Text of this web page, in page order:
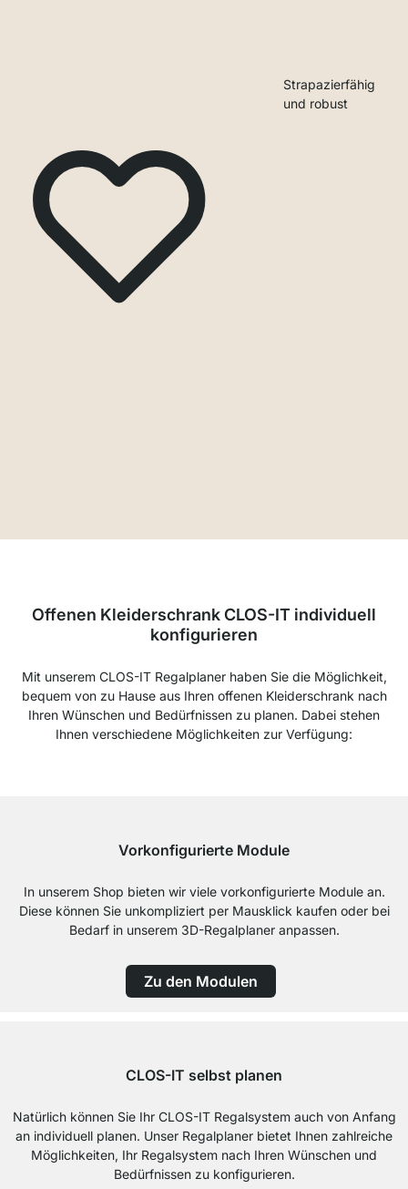
Strapazierfähig
und robust
Offenen Kleiderschrank CLOS-IT individuell
konfigurieren
Mit unserem CLOS-IT Regalplaner haben Sie die Möglichkeit,
bequem von zu Hause aus Ihren offenen Kleiderschrank nach
Ihren Wünschen und Bedürfnissen zu planen. Dabei stehen
Ihnen verschiedene Möglichkeiten zur Verfügung:
Vorkonfigurierte Module
In unserem Shop bieten wir viele vorkonfigurierte Module an.
Diese können Sie unkompliziert per Mausklick kaufen oder bei
Bedarf in unserem 3D-Regalplaner anpassen.
Zu den Modulen
CLOS-IT selbst planen
Natürlich können Sie Ihr CLOS-IT Regalsystem auch von Anfang
an individuell planen. Unser Regalplaner bietet Ihnen zahlreiche
Möglichkeiten, Ihr Regalsystem nach Ihren Wünschen und
Bedürfnissen zu konfigurieren.